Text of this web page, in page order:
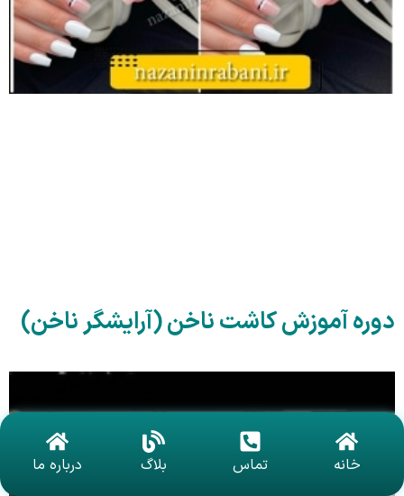
دوره آموزش کاشت ناخن (آرایشگر ناخن)
خانه تماس بلاگ درباره ما